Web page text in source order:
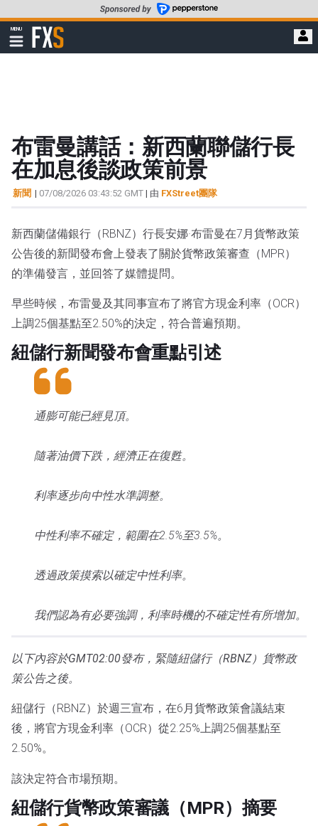
至
要
MENU
顯
示
FXStreet
布雷曼講話：新西蘭聯儲行長
在加息後談政策前景
新聞 | 07/08/2026 03:43:52 GMT | 由 FXStreet團隊
新西蘭儲備銀行（RBNZ）行長安娜·布雷曼在7月貨幣政策
公告後的新聞發布會上發表了關於貨幣政策審查（MPR）
的準備發言，並回答了媒體提問。
早些時候，布雷曼及其同事宣布了將官方現金利率（OCR）
上調25個基點至2.50%的決定，符合普遍預期。
紐儲行新聞發布會重點引述
通膨可能已經見頂。
隨著油價下跌，經濟正在復甦。
利率逐步向中性水準調整。
中性利率不確定，範圍在2.5%至3.5%。
透過政策摸索以確定中性利率。
我們認為有必要強調，利率時機的不確定性有所增加。
以下內容於GMT02:00發布，緊隨紐儲行（RBNZ）貨幣政
策公告之後。
紐儲行（RBNZ）於週三宣布，在6月貨幣政策會議結束
後，將官方現金利率（OCR）從2.25%上調25個基點至
2.50%。
該決定符合市場預期。
紐儲行貨幣政策審議（MPR）摘要